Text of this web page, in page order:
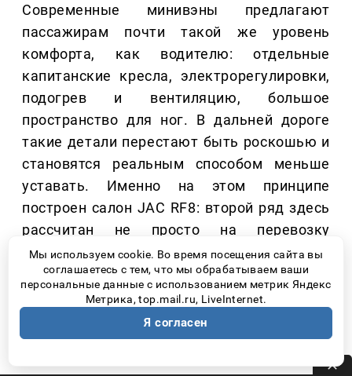
Современные минивэны предлагают
пассажирам почти такой же уровень
комфорта, как водителю: отдельные
капитанские кресла, электрорегулировки,
подогрев и вентиляцию, большое
пространство для ног. В дальней дороге
такие детали перестают быть роскошью и
становятся реальным способом меньше
уставать. Именно на этом принципе
построен салон JAC RF8: второй ряд здесь
рассчитан не просто на перевозку
пассажиров, а на комфортные часы в пути.
В JAC RF8 второй ряд оснащен отдельными
капитанскими креслами с
Мы используем cookie. Во время посещения сайта вы
соглашаетесь с тем, что мы обрабатываем ваши
персональные данные с использованием метрик Яндекс
Метрика, top.mail.ru, LiveInternet.
Я согласен